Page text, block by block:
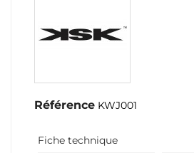
Référence KWJ001
Fiche technique